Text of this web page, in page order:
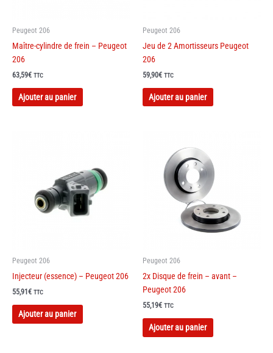
Peugeot 206
Maître-cylindre de frein – Peugeot
206
63,59€ TTC
Ajouter au panier
Peugeot 206
Jeu de 2 Amortisseurs Peugeot
206
59,90€ TTC
Ajouter au panier
Ce
produit
options
peuvent
choisies
sur
produit
Peugeot 206
Injecteur (essence) – Peugeot 206
55,91 € TTC
Ajouter au panier
Peugeot 206
2x Disque de frein – avant –
Peugeot 206
55,19€ TTC
Ajouter au panier